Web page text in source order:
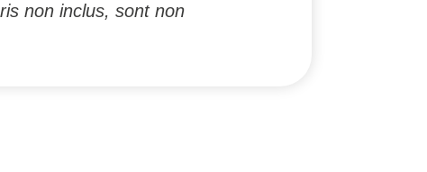
non inclus, sont non